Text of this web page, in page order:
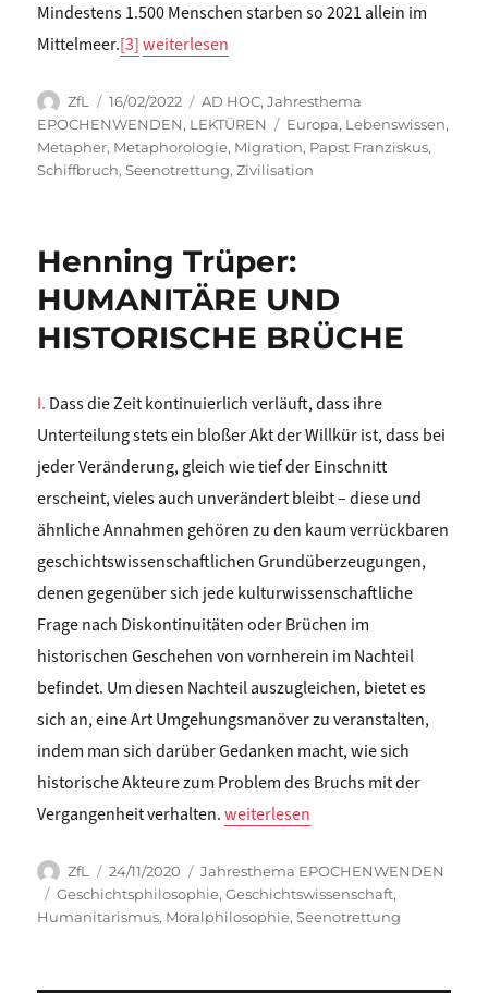
Mindestens 1.500 Menschen starben so 2021 allein im
Mittelmeer.[3]„Lukas Schemper: SCHIFFBRUCH DER
weiterlesen
Autor
ZfL
Veröffentlicht
am
16/02/2022 Kategorien
AD HOC,Jahresthema
EPOCHENWENDEN, LEKTÜREN Schlagwörter
Europa, Lebenswissen,
Metapher, Metaphorologie, Migration, Papst Franziskus,
Schiffbruch,Seenotrettung,Zivilisation
Henning Trüper:
HUMANITÄRE UND
HISTORISCHE BRÜCHE
I. Dass die Zeit kontinuierlich verläuft, dass ihre
Unterteilung stets ein bloßer Akt der Willkür ist, dass bei
jeder Veränderung, gleich wie tief der Einschnitt
erscheint, vieles auch unverändert bleibt – diese und
ähnliche Annahmen gehören zu den kaum verrückbaren
geschichtswissenschaftlichen Grundüberzeugungen,
denen gegenüber sich jede kulturwissenschaftliche
Frage nach Diskontinuitäten oder Brüchen im
historischen Geschehen von vornherein im Nachteil
befindet. Um diesen Nachteil auszugleichen, bietet es
sich an, eine Art Umgehungsmanöver zu veranstalten,
indem man sich darüber Gedanken macht, wie sich
historische Akteure zum Problem des Bruchs mit der
Vergangenheit verhalten.„Henning Trüper: HUMANITÄRE
weiterlesen
Autor
ZfL
Veröffentlicht
am
24/11/2020 Kategorien
Jahresthema EPOCHENWENDEN
Schlagwörter
Geschichtsphilosophie,Geschichtswissenschaft,
Humanitarismus, Moralphilosophie,Seenotrettung